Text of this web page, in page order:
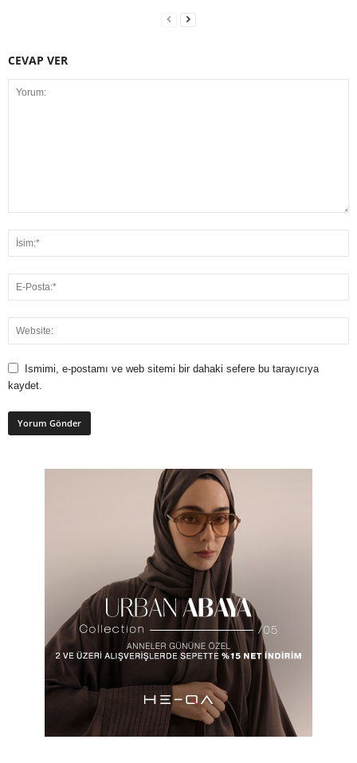
CEVAP VER
Ismimi, e-postamı ve web sitemi bir dahaki sefere bu tarayıcıya
kaydet.